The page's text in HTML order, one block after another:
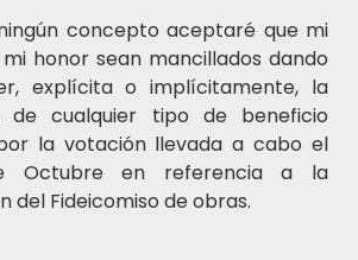
concepto aceptaré que mi
honor sean mancillados dando
explícita o implícitamente, la
de cualquier tipo de beneficio
la votación llevada a cabo el
Octubre en referencia a la
del Fideicomiso de obras.